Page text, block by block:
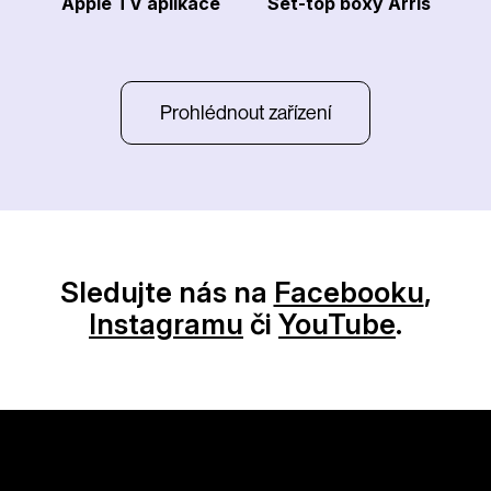
Prohlédnout zařízení
Sledujte nás na Facebooku,
Instagramu či YouTube.